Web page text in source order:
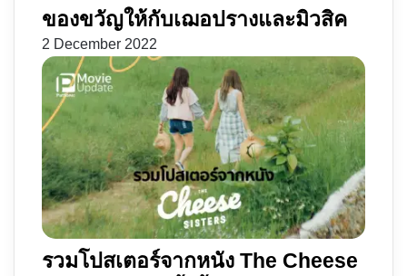
ของขวัญให้กับเฌอปรางและมิวสิค
2 December 2022
รวมโปสเตอร์จากหนัง The Cheese